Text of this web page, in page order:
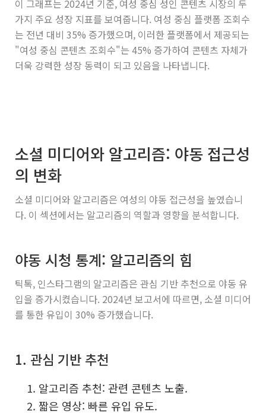
이 그래프는 2024년 기준, 여성 중심 성인 콘텐츠 시장의 두
가지 주요 성장 지표를 보여줍니다. 여성 중심 플랫폼 조회수
는 전년 대비 35% 증가했으며, 이러한 플랫폼에서 제공되는
"여성 중심 콘텐츠 조회수"는 45% 증가하여 콘텐츠 자체가
더욱 강력한 성장 동력이 되고 있음을 나타냅니다.
소셜 미디어와 알고리즘: 야동 접근성
의 변화
소셜 미디어와 알고리즘은 여성의 야동 접근성을 높였습니
다. 이 섹션에서는 알고리즘의 역할과 영향을 분석합니다.
야동 시청 통계: 알고리즘의 힘
틱톡, 인스타그램의 알고리즘은 관심 기반 추천으로 야동 유
입을 증가시켰습니다. 2024년 보고서에 따르면, 소셜 미디어
를 통한 유입이 30% 증가했습니다.
1. 관심 기반 추천
알고리즘 추천: 관련 콘텐츠 노출.
짧은 영상: 빠른 유입 유도.